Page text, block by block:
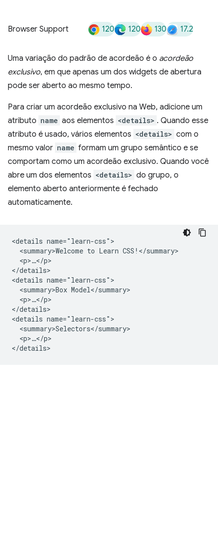
Browser Support 120 120 130 17.2
Uma variação do padrão de acordeão é o acordeão
exclusivo, em que apenas um dos widgets de abertura
pode ser aberto ao mesmo tempo.
Para criar um acordeão exclusivo na Web, adicione um
atributo name aos elementos <details> . Quando esse
atributo é usado, vários elementos <details> com o
mesmo valor name formam um grupo semântico e se
comportam como um acordeão exclusivo. Quando você
abre um dos elementos <details> do grupo, o
elemento aberto anteriormente é fechado
automaticamente.
<details name="learn-css">
  <summary>Welcome to Learn CSS!</summary>
  <p>…</p>
</details>
<details name="learn-css">
  <summary>Box Model</summary>
  <p>…</p>
</details>
<details name="learn-css">
  <summary>Selectors</summary>
  <p>…</p>